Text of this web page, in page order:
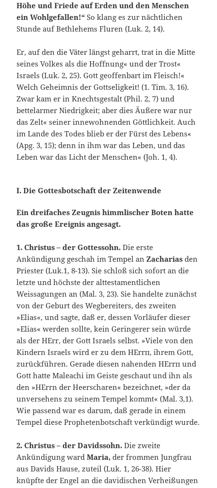
Höhe und Friede auf Erden und den Menschen
ein Wohlgefallen!“ So klang es zur nächtlichen
Stunde auf Bethlehems Fluren (Luk. 2, 14).
Er, auf den die Väter längst geharrt, trat in die Mitte
seines Volkes als die Hoffnung« und der Trost«
Israels (Luk. 2, 25). Gott geoffenbart im Fleisch!«
Welch Geheimnis der Gottseligkeit! (1. Tim. 3, 16).
Zwar kam er in Knechtsgestalt (Phil. 2, 7) und
bettelarmer Niedrigkeit; aber dies Äußere war nur
das Zelt« seiner innewohnenden Göttlichkeit. Auch
im Lande des Todes blieb er der Fürst des Lebens«
(Apg. 3, 15); denn in ihm war das Leben, und das
Leben war das Licht der Menschen« (Joh. 1, 4).
I. Die Gottesbotschaft der Zeitenwende
Ein dreifaches Zeugnis himmlischer Boten hatte
das große Ereignis angesagt.
1. Christus – der Gottessohn.Die erste
Ankündigung ge­schah im Tempel anZacharias den
Priester (Luk.1, 8-13). Sie schloß sich sofort an die
letzte und höchste der alttesta­mentlichen
Weissagungen an (Mal. 3, 23). Sie handelte zunächst
von der Geburt des Wegbereiters, des zweiten
»Elias«, und sagte, daß er, dessen Vorläufer dieser
»Elias« werden sollte, kein Geringerer sein würde
als der HErr, der Gott Israels selbst. »Viele von den
Kindern Israels wird er zu dem HErrп, ihrem Gott,
zurückführen. Gerade diesen nahenden HErrп und
Gott hatte Maleachi im Geiste geschaut und ihn als
den »HErrn der Heerscharen« bezeichnet, »der da
unversehens zu seinem Tempel kommt« (Mal. 3,1).
Wie passend war es darum, daß gerade in einem
Tempel diese Prophe­tenbotschaft ver­kündigt wurde.
2. Christus – der Davidssohn.Die zweite
Ankündigung wardMaria, der frommen Jungfrau
aus Davids Hause, zuteil (Luk. 1, 26-38). Hier
knüpfte der Engel an die davidischen Verheißungen